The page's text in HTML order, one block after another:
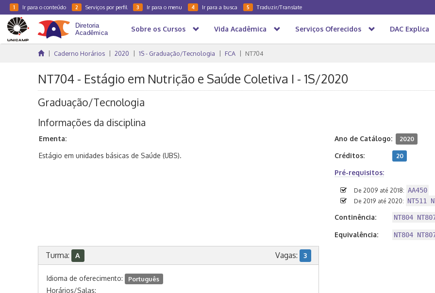
1 Ir para o conteúdo 2 Serviços por perfil 3 Ir para o menu 4 Ir para a busca 5 Traduzir/Translate
Sobre os Cursos Vida Acadêmica Serviços Oferecidos DAC Explica
Caderno Horários 2020 1S - Graduação/Tecnologia FCA NT704
NT704 - Estágio em Nutrição e Saúde Coletiva I - 1S/2020
Graduação/Tecnologia
Informações da disciplina
Ementa:
Estágio em unidades básicas de Saúde (UBS).
Ano de Catálogo: 2020
Créditos: 20
Pré-requisitos:
De 2009 até 2018: AA450
De 2019 até 2020: NT511
Continência: NT804
Equivalência: NT804
Turma: A Vagas: 3
Idioma de oferecimento: Português
Horários/Salas: